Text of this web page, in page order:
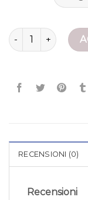
giubbotto
RECENSIONI (0)
Recensioni